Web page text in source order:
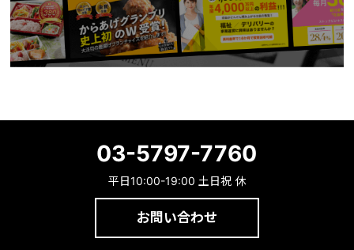
03-5797-7760
平日10:00-19:00 土日祝 休
お問い合わせ